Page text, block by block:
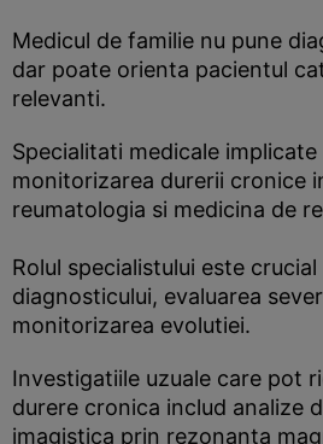
Medicul de familie nu pune
dar poate orienta pacientul
relevanti.
Specialitati medicale
monitorizarea durerii cronice
reumatologia si medicina de
Rolul specialistului este
diagnosticului, evaluarea
monitorizarea evolutiei.
Investigatiile uzuale care pot
durere cronica includ analize
imagistica prin rezonanta